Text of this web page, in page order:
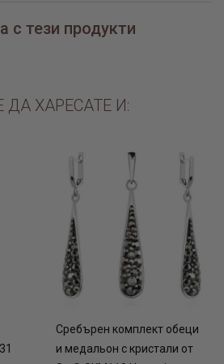
с тези продукти
ХАРЕСАТЕ И:
Сребърен комплект обеци
и медальон с кристали от